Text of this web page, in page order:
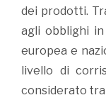
dei prodotti.
agli obblighi
europea e
livello di
considerato tra